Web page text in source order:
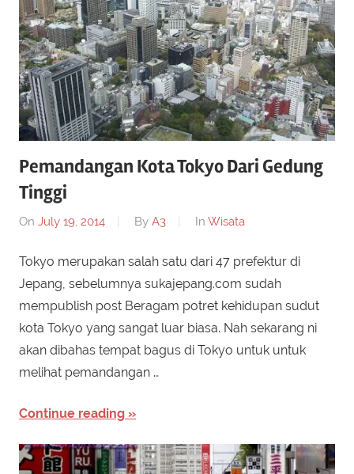
Pemandangan Kota Tokyo Dari Gedung
Tinggi
On July 19, 2014 By A3 In Wisata
Tokyo merupakan salah satu dari 47 prefektur di
Jepang, sebelumnya sukajepang.com sudah
mempublish post Beragam potret kehidupan sudut
kota Tokyo yang sangat luar biasa. Nah sekarang ni
akan dibahas tempat bagus di Tokyo untuk untuk
melihat pemandangan …
Continue reading